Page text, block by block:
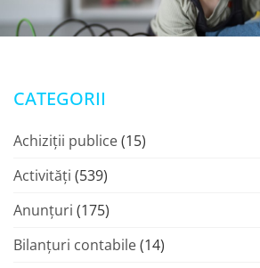
CATEGORII
Achiziții publice(15)
Activități (539)
Anunțuri (175)
Bilanțuri contabile(14)